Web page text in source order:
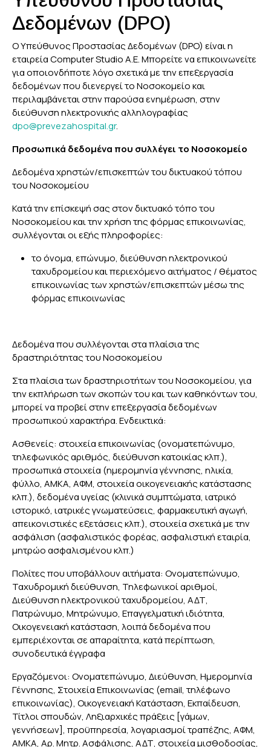
Δεδομένων (DPO)
Ο Υπεύθυνος Προστασίας Δεδομένων (DPO) είναι η
εταιρεία Computer Studio Α.Ε. Μπορείτε να επικοινωνείτε
για οποιονδήποτε λόγο σχετικά με την επεξεργασία
δεδομένων που διενεργεί το Νοσοκομείο και
περιλαμβάνεται στην παρούσα ενημέρωση, στην
διεύθυνση ηλεκτρονικής αλληλογραφίας
dpo@prevezahospital.gr.
Προσωπικά δεδομένα που συλλέγει το Νοσοκομείο
Δεδομένα χρηστών/επισκεπτών του δικτυακού τόπου
του Νοσοκομείου
Κατά την επίσκεψή σας στον δικτυακό τόπο του
Νοσοκομείου και την χρήση της φόρμας επικοινωνίας,
συλλέγονται οι εξής πληροφορίες:
το όνομα, επώνυμο, διεύθυνση ηλεκτρονικού
ταχυδρομείου και περιεχόμενο αιτήματος / θέματος
επικοινωνίας των χρηστών/επισκεπτών μέσω της
φόρμας επικοινωνίας
Δεδομένα που συλλέγονται στα πλαίσια της
δραστηριότητας του Νοσοκομείου
Στα πλαίσια των δραστηριοτήτων του Νοσοκομείου, για
την εκπλήρωση των σκοπών του και των καθηκόντων του,
μπορεί να προβεί στην επεξεργασία δεδομένων
προσωπικού χαρακτήρα. Ενδεικτικά:
Ασθενείς: στοιχεία επικοινωνίας (ονοματεπώνυμο,
τηλεφωνικός αριθμός, διεύθυνση κατοικίας κλπ.),
προσωπικά στοιχεία (ημερομηνία γέννησης, ηλικία,
φύλλο, ΑΜΚΑ, ΑΦΜ, στοιχεία οικογενειακής κατάστασης
κλπ.), δεδομένα υγείας (κλινικά συμπτώματα, ιατρικό
ιστορικό, ιατρικές γνωματεύσεις, φαρμακευτική αγωγή,
απεικονιστικές εξετάσεις κλπ.), στοιχεία σχετικά με την
ασφάλιση (ασφαλιστικός φορέας, ασφαλιστική εταιρία,
μητρώο ασφαλισμένου κλπ.)
Πολίτες που υποβάλλουν αιτήματα: Ονοματεπώνυμο,
Ταχυδρομική διεύθυνση, Τηλεφωνικοί αριθμοί,
Διεύθυνση ηλεκτρονικού ταχυδρομείου, ΑΔΤ,
Πατρώνυμο, Μητρώνυμο, Επαγγελματική ιδιότητα,
Οικογενειακή κατάσταση, λοιπά δεδομένα που
εμπεριέχονται σε απαραίτητα, κατά περίπτωση,
συνοδευτικά έγγραφα
Εργαζόμενοι: Ονοματεπώνυμο, Διεύθυνση, Ημερομηνία
Γέννησης, Στοιχεία Επικοινωνίας (email, τηλέφωνο
επικοινωνίας), Οικογενειακή Κατάσταση, Εκπαίδευση,
Τίτλοι σπουδών, Ληξιαρχικές πράξεις [γάμων,
γεννήσεων], προϋπηρεσία, λογαριασμοί τραπέζης, ΑΦΜ,
ΑΜΚΑ, Αρ. Μητρ. Ασφάλισης, ΑΔΤ, στοιχεία μισθοδοσίας,